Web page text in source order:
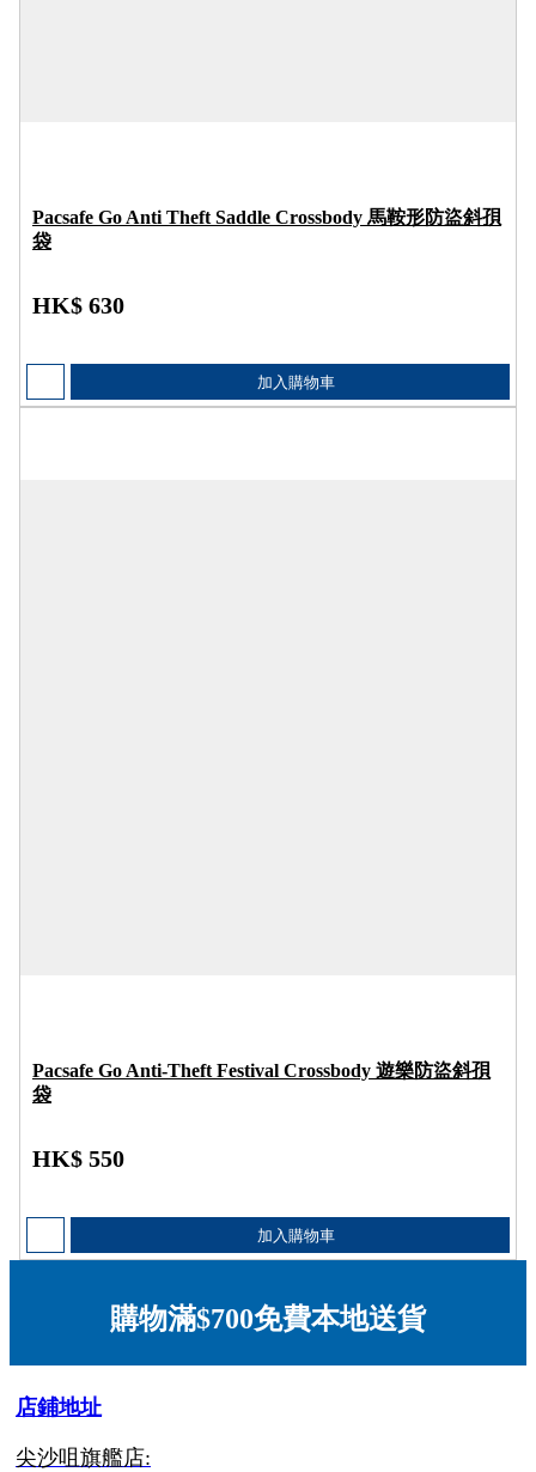
Pacsafe Go Anti Theft Saddle Crossbody 馬鞍形防盜斜孭
袋
HK$ 630
加入購物車
Pacsafe Go Anti-Theft Festival Crossbody 遊樂防盜斜孭
袋
HK$ 550
加入購物車
購物滿$700免費本地送貨
店鋪地址
尖沙咀旗艦店: